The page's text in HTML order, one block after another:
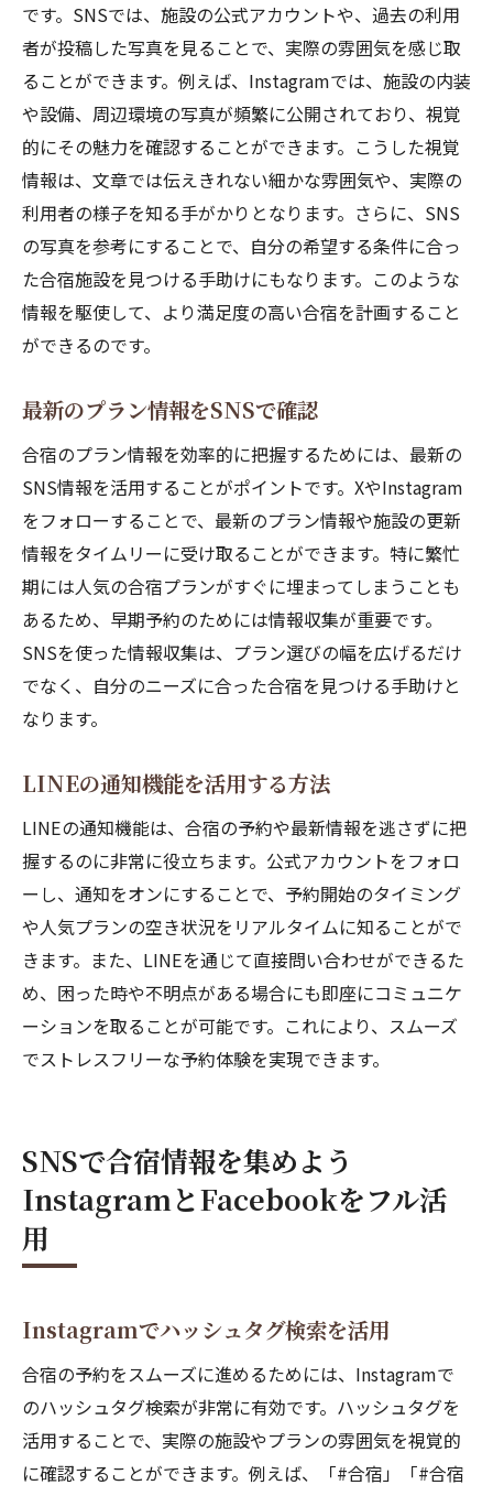
です。SNSでは、施設の公式アカウントや、過去の利用
者が投稿した写真を見ることで、実際の雰囲気を感じ取
ることができます。例えば、Instagramでは、施設の内装
や設備、周辺環境の写真が頻繁に公開されており、視覚
的にその魅力を確認することができます。こうした視覚
情報は、文章では伝えきれない細かな雰囲気や、実際の
利用者の様子を知る手がかりとなります。さらに、SNS
の写真を参考にすることで、自分の希望する条件に合っ
た合宿施設を見つける手助けにもなります。このような
情報を駆使して、より満足度の高い合宿を計画すること
ができるのです。
最新のプラン情報をSNSで確認
合宿のプラン情報を効率的に把握するためには、最新の
SNS情報を活用することがポイントです。XやInstagram
をフォローすることで、最新のプラン情報や施設の更新
情報をタイムリーに受け取ることができます。特に繁忙
期には人気の合宿プランがすぐに埋まってしまうことも
あるため、早期予約のためには情報収集が重要です。
SNSを使った情報収集は、プラン選びの幅を広げるだけ
でなく、自分のニーズに合った合宿を見つける手助けと
なります。
LINEの通知機能を活用する方法
LINEの通知機能は、合宿の予約や最新情報を逃さずに把
握するのに非常に役立ちます。公式アカウントをフォロ
ーし、通知をオンにすることで、予約開始のタイミング
や人気プランの空き状況をリアルタイムに知ることがで
きます。また、LINEを通じて直接問い合わせができるた
め、困った時や不明点がある場合にも即座にコミュニケ
ーションを取ることが可能です。これにより、スムーズ
でストレスフリーな予約体験を実現できます。
SNSで合宿情報を集めよう
InstagramとFacebookをフル活
用
Instagramでハッシュタグ検索を活用
合宿の予約をスムーズに進めるためには、Instagramで
のハッシュタグ検索が非常に有効です。ハッシュタグを
活用することで、実際の施設やプランの雰囲気を視覚的
に確認することができます。例えば、「#合宿」「#合宿